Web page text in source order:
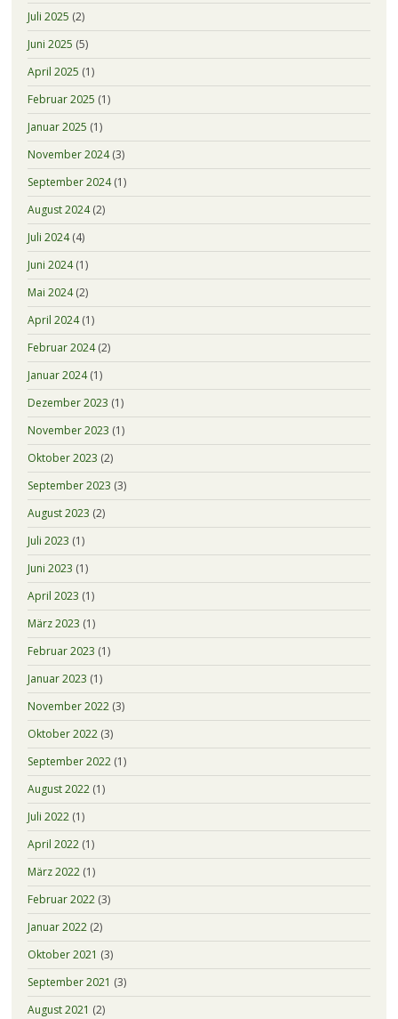
Juli 2025 (2)
Juni 2025 (5)
April 2025 (1)
Februar 2025 (1)
Januar 2025 (1)
November 2024(3)
September 2024(1)
August 2024(2)
Juli 2024(4)
Juni 2024(1)
Mai 2024(2)
April 2024(1)
Februar 2024(2)
Januar 2024(1)
Dezember 2023 (1)
November 2023 (1)
Oktober 2023 (2)
September 2023 (3)
August 2023 (2)
Juli 2023 (1)
Juni 2023 (1)
April 2023 (1)
März 2023 (1)
Februar 2023 (1)
Januar 2023 (1)
November 2022(3)
Oktober 2022(3)
September 2022(1)
August 2022(1)
Juli 2022(1)
April 2022(1)
März 2022(1)
Februar 2022(3)
Januar 2022(2)
Oktober 2021 (3)
September 2021 (3)
August 2021 (2)